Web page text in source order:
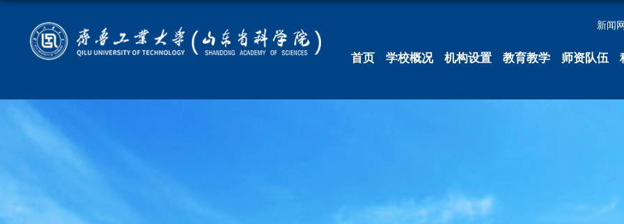
新闻
首页 学校概况 机构设置 教育教学 师资队伍